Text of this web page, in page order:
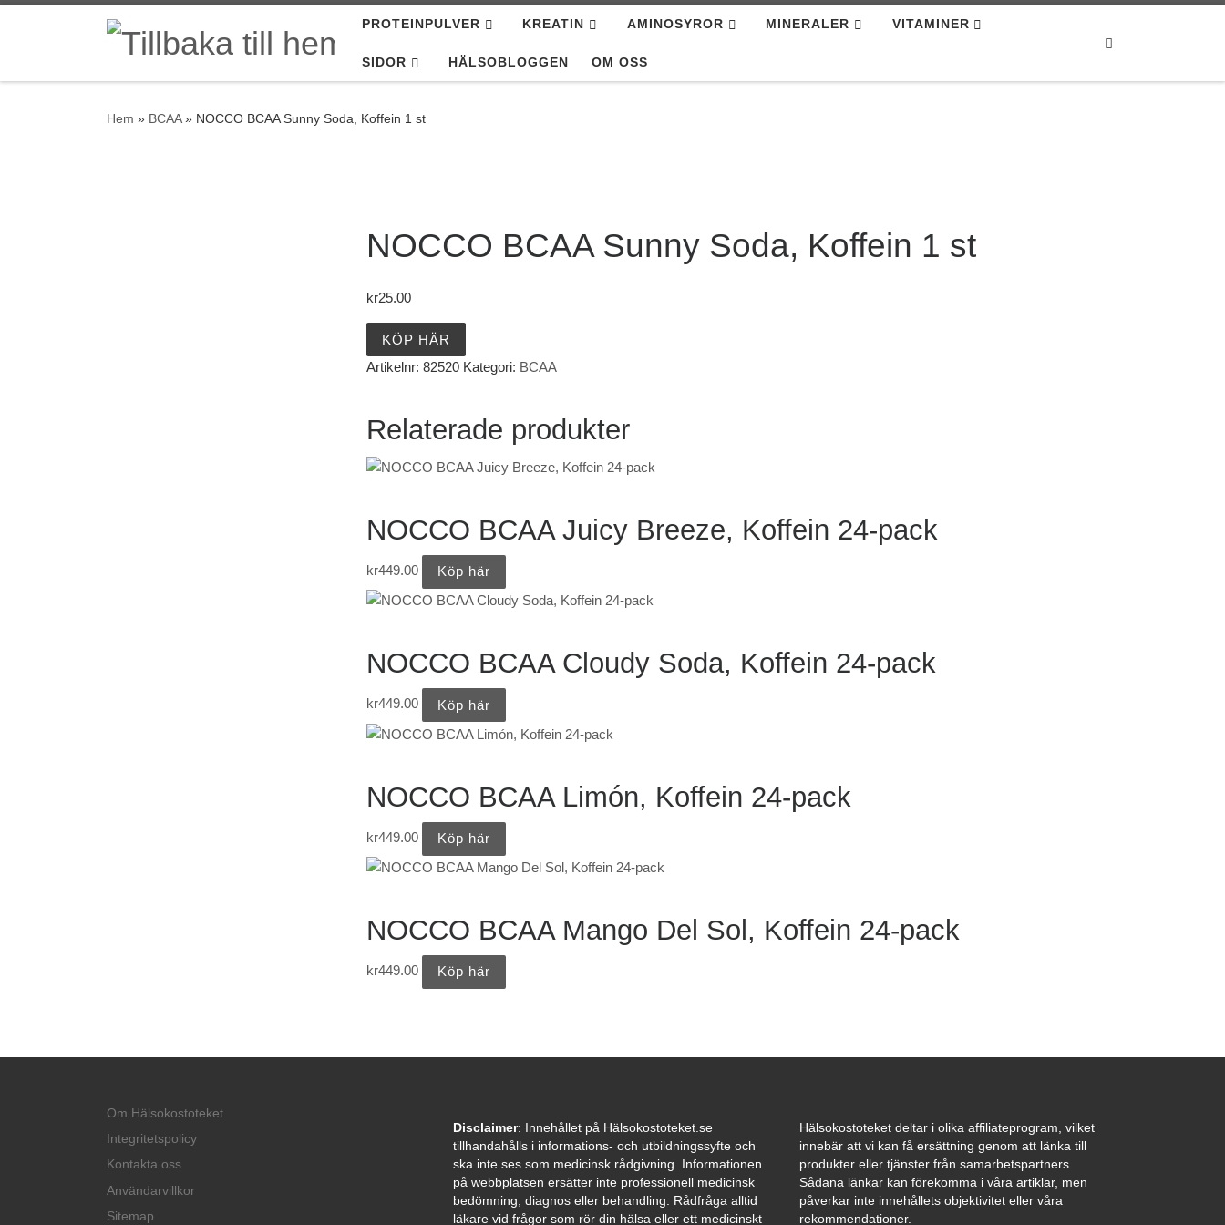
Hoppa till innehåll PROTEINPULVER KREATIN AMINOSYROR MINERALER VITAMINER
SIDOR HÄLSOBLOGGEN OM OSS
Hem » BCAA » NOCCO BCAA Sunny Soda, Koffein 1 st
NOCCO BCAA Sunny Soda, Koffein 1 st
kr25.00
KÖP HÄR
Artikelnr: 82520 Kategori: BCAA
Relaterade produkter
NOCCO BCAA Juicy Breeze, Koffein 24-pack
kr449.00 Köp här
NOCCO BCAA Cloudy Soda, Koffein 24-pack
kr449.00 Köp här
NOCCO BCAA Limón, Koffein 24-pack
kr449.00 Köp här
NOCCO BCAA Mango Del Sol, Koffein 24-pack
kr449.00 Köp här
Om Hälsokostoteket
Integritetspolicy
Kontakta oss
Användarvillkor
Sitemap
Disclaimer: Innehållet på Hälsokostoteket.se
tillhandahålls i informations- och utbildningssyfte och
ska inte ses som medicinsk rådgivning. Informationen
på webbplatsen ersätter inte professionell medicinsk
bedömning, diagnos eller behandling. Rådfråga alltid
läkare vid frågor som rör din hälsa eller ett medicinskt
Hälsokostoteket deltar i olika affiliateprogram, vilket
innebär att vi kan få ersättning genom att länka till
produkter eller tjänster från samarbetspartners.
Sådana länkar kan förekomma i våra artiklar, men
påverkar inte innehållets objektivitet eller våra
rekommendationer.